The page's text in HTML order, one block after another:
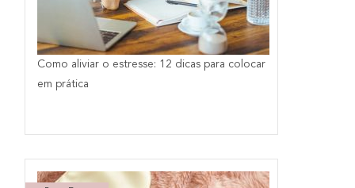
Como aliviar o estresse: 12 dicas para colocar
em prática